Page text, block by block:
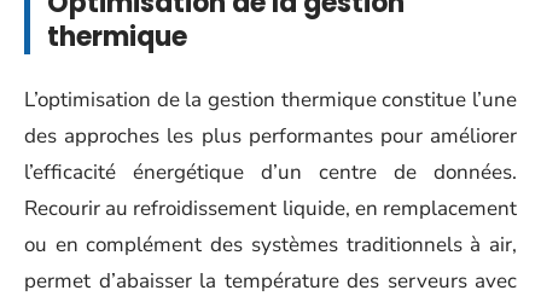
thermique
L’optimisation de la gestion thermique constitue l’une
des approches les plus performantes pour améliorer
l’efficacité énergétique d’un centre de données.
Recourir au refroidissement liquide, en remplacement
ou en complément des systèmes traditionnels à air,
permet d’abaisser la température des serveurs avec